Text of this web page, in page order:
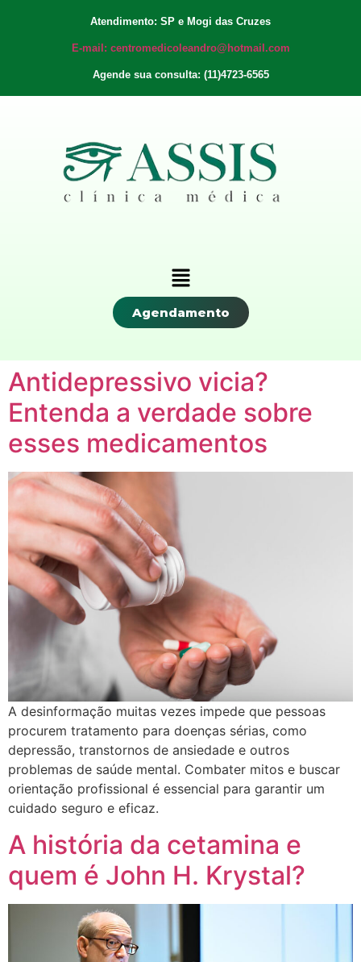
Atendimento: SP e Mogi das Cruzes
E-mail: centromedicoleandro@hotmail.com
Agende sua consulta: (11)4723-6565
Agendamento
Antidepressivo vicia?
Entenda a verdade sobre
esses medicamentos
A desinformação muitas vezes impede que pessoas
procurem tratamento para doenças sérias, como
depressão, transtornos de ansiedade e outros
problemas de saúde mental. Combater mitos e buscar
orientação profissional é essencial para garantir um
cuidado seguro e eficaz.
A história da cetamina e
quem é John H. Krystal?